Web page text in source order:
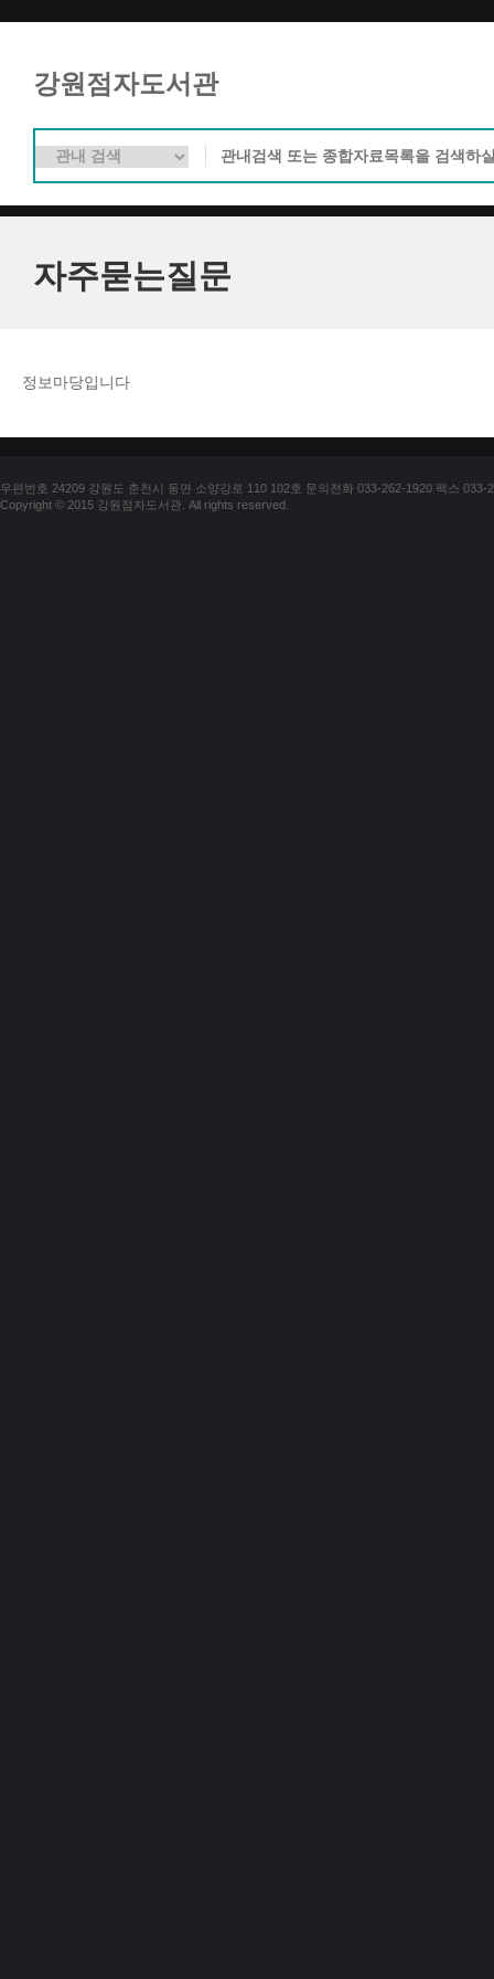
강원점자도서관
자주묻는질문
정보마당입니다
우편번호 24209 강원도 춘천시 동면 소양강로 110 102호 문의전화 033-262-1920 팩스 033-
Copyright © 2015 강원점자도서관. All rights reserved.